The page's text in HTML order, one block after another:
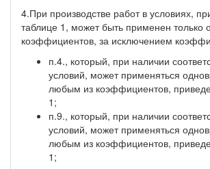
4.При производстве работ в условиях,
таблице 1, может быть применен только
коэффициентов, за исключением
п.4., который, при наличии
условий, может применяться
любым из коэффициентов,
1;
п.9., который, при наличии
условий, может применяться
любым из коэффициентов,
1;